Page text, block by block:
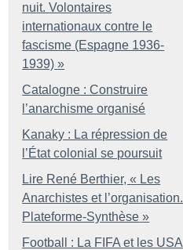
nuit. Volontaires
internationaux contre le
fascisme (Espagne 1936-
1939) »
Catalogne : Construire
l’anarchisme organisé
Kanaky : La répression de
l’État colonial se poursuit
Lire René Berthier, « Les
Anarchistes et l’organisation.
Plateforme-Synthèse »
Football : La FIFA et les USA